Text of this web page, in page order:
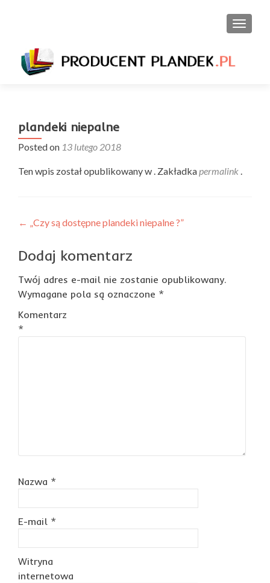
plandeki niepalne
Posted on 13 lutego 2018
Ten wpis został opublikowany w . Zakładkapermalink .
Nawigacja
wpisu
← „Czy są dostępne plandeki niepalne ?”
Dodaj komentarz
Twój adres e-mail nie zostanie opublikowany.
Wymagane pola są oznaczone *
Komentarz
*
Nazwa *
E-mail *
Witryna
internetowa